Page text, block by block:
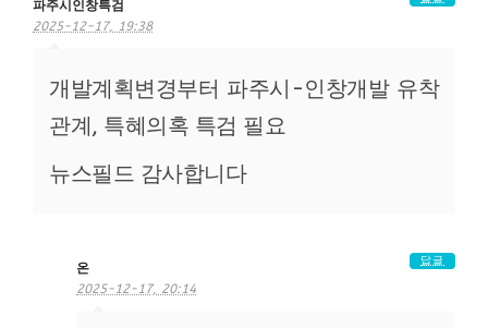
파주시인창특검
2025-12-17, 19:38
개발계획변경부터 파주시-인창개발 유착
관계, 특혜의혹 특검 필요
뉴스필드 감사합니다
온
2025-12-17, 20:14
답글